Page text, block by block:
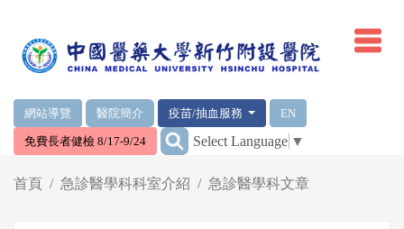
網站導覽 醫院簡介 疫苗/抽血服務 EN
免費長者健檢 8/17-9/24 ::: Select Language ▼
首頁 急診醫學科科室介紹 急診醫學科文章